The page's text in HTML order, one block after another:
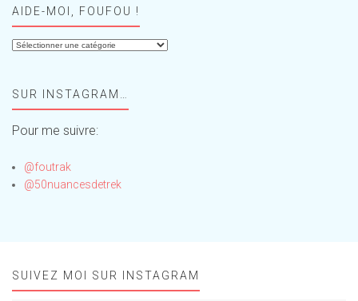
AIDE-MOI, FOUFOU !
Aide-
!SUR INSTAGRAM…
Pour me suivre:
@foutrak
@50nuancesdetrek
SUIVEZ MOI SUR INSTAGRAM